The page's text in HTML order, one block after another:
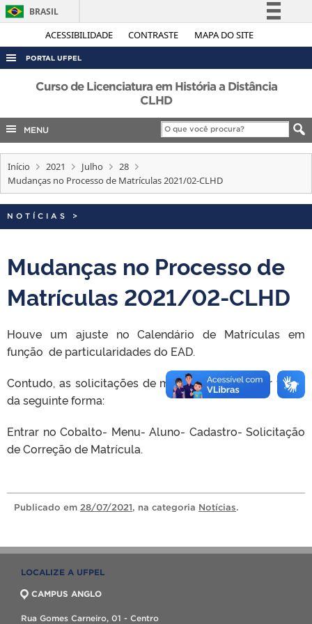
ACESSIBILIDADE CONTRASTE MAPA DO SITE
BRASIL
Simplifique!
Legislação
Canais
PORTAL UFPEL
ACESSO À INFORMAÇÃO
COBALTO
CONCURSOS
EDITAIS
TELEFONES
Curso de Licenciatura em História a Distância
CLHD
MENU
Início 2021 Julho
28
Mudanças no Processo de Matrículas 2021/02-CLHD
NOTÍCIAS >
Mudanças no Processo de
Matrículas 2021/02-CLHD
Houve um ajuste no Calendário de Matrículas em
função de particularidades do EAD.
Contudo, as solicitações de matrícula podem ser feitas
da seguinte forma:
Entrar no Cobalto- Menu- Aluno- Cadastro- Solicitação
de Correção de Matrícula.
Publicado em 28/07/2021, na categoria Notícias.
LOCALIZE A UFPEL
CAMPUS ANGLO
Rua Gomes Carneiro, 01 - Centro